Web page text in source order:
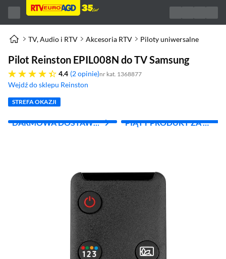
TV, Audio i RTV Akcesoria RTV Piloty uniwersalne
Pilot Reinston EPIL008N do TV Samsung
4.4
4.4 gwiazdek 2 opinie nr kat. 1368877
Wejdź do sklepu Reinston
(otworzy się w nowym oknie)
STREFA OKAZJI
DARMOWA DOSTAWA
PIĄTY PRODUKT ZA 1